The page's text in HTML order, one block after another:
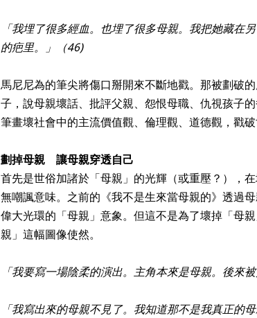
「我埋了很多經血。也埋了很多母親。我把她藏在
的疤里。」（46)
馬尼尼為的筆尖將傷口掰開來不斷地戳。那被劃破
子，說母親壞話、批評父親、怨恨母職、仇視孩
筆畫壞社會中的主流價值觀、倫理觀、道德觀，戳破
劃掉母親 讓母親穿透自己
首先是世俗加諸於「母親」的光輝（或重壓？），
無嘲諷意味。之前的《我不是生來當母親的》透過
偉大光環的「母親」意象。但這不是為了壞掉「母
親」這幅圖像使然。
「我要寫一場陰柔的演出。主角本來是母親。後來
「我寫出來的母親不見了。我知道那不是我真正的